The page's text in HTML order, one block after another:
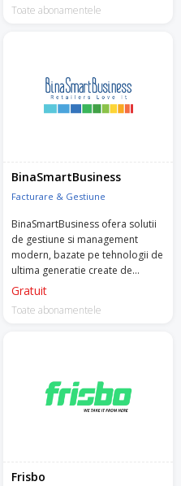
Toate abonamentele
BinaSmartBusiness
Facturare & Gestiune
BinaSmartBusiness ofera solutii
de gestiune si management
modern, bazate pe tehnologii de
ultima generatie create de
experti in domeniu, pentru
mijlocii din zona vanzarilor cu
Gratuit
Toate abonamentele
Frisbo